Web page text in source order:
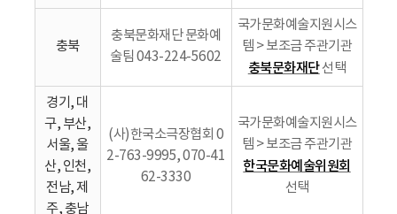
충북
충북문화재단 문화예
술팀 043-224-5602
국가문화예술지원시스
템 > 보조금 주관기관
충북문화재단선택
경기, 대
구, 부산,
서울, 울
산, 인천,
전남, 제
주, 충남
(사)한국소극장협회 0
2-763-9995, 070-41
62-3330
국가문화예술지원시스
템 > 보조금 주관기관
한국문화예술위원회
선택